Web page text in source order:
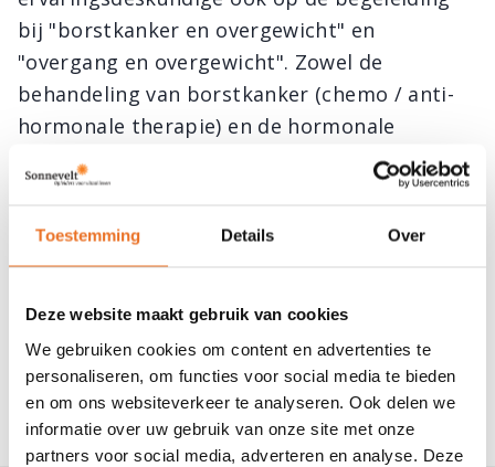
Toestemming Details Over
Deze website maakt gebruik van cookies
We gebruiken cookies om content en advertenties te
personaliseren, om functies voor social media te bieden
en om ons websiteverkeer te analyseren. Ook delen we
informatie over uw gebruik van onze site met onze
partners voor social media, adverteren en analyse. Deze
bij "borstkanker en overgewicht" en
"overgang en overgewicht". Zowel de
behandeling van borstkanker (chemo / anti-
hormonale therapie) en de hormonale
veranderingen die bij de (plotselinge en
geforceerde) overgang horen, brengen vaak
ongewenste gewichtstoename met zich mee.
Om extra goed in te kunnen spelen op deze
Trainer Hormoonfactor bij Ralph Moorman
gevolgd. Aan deze opleiding geef ik nu les
over het onderwerp psychologie en
eetgedrag.